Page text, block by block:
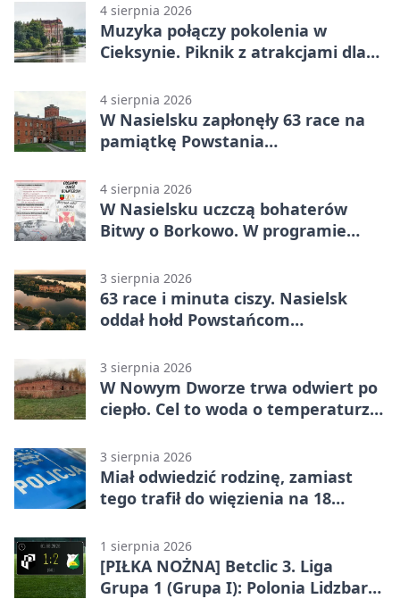
4 sierpnia 2026
Muzyka połączy pokolenia w
Cieksynie. Piknik z atrakcjami dla
4 sierpnia 2026
W Nasielsku zapłonęły 63 race na
pamiątkę Powstania
4 sierpnia 2026
W Nasielsku uczczą bohaterów
Bitwy o Borkowo. W programie
3 sierpnia 2026
63 race i minuta ciszy. Nasielsk
oddał hołd Powstańcom
3 sierpnia 2026
W Nowym Dworze trwa odwiert po
ciepło. Cel to woda o temperaturze
3 sierpnia 2026
Miał odwiedzić rodzinę, zamiast
tego trafił do więzienia na 18
1 sierpnia 2026
[PIŁKA NOŻNA] Betclic 3. Liga
Grupa 1 (Grupa I): Polonia Lidzbark